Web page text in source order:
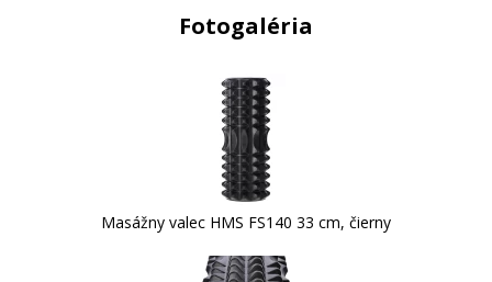
Fotogaléria
Masážny valec HMS FS140 33 cm, čierny